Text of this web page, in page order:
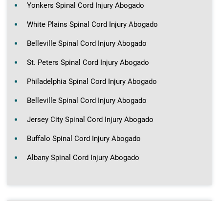
Yonkers Spinal Cord Injury Abogado
White Plains Spinal Cord Injury Abogado
Belleville Spinal Cord Injury Abogado
St. Peters Spinal Cord Injury Abogado
Philadelphia Spinal Cord Injury Abogado
Belleville Spinal Cord Injury Abogado
Jersey City Spinal Cord Injury Abogado
Buffalo Spinal Cord Injury Abogado
Albany Spinal Cord Injury Abogado